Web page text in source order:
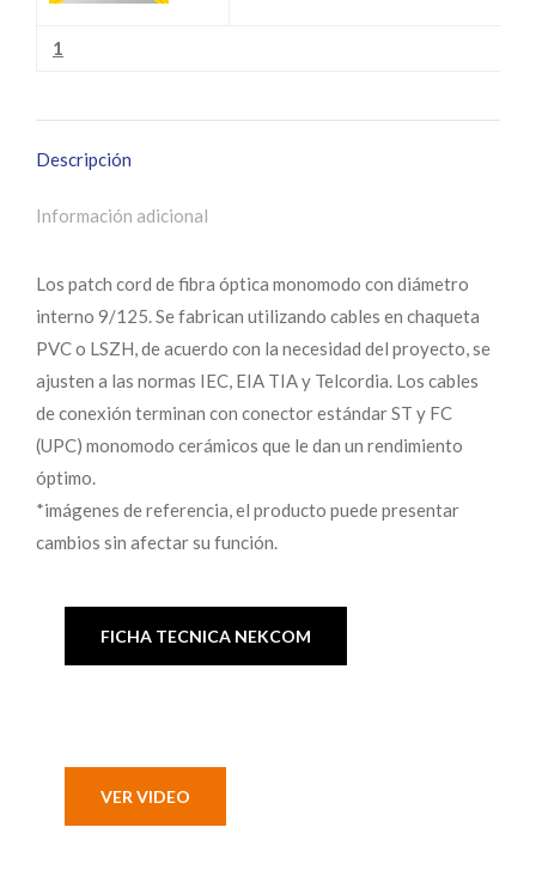
1
Descripción
Información adicional
Los patch cord de fibra óptica monomodo con diámetro
interno 9/125. Se fabrican utilizando cables en chaqueta
PVC o LSZH, de acuerdo con la necesidad del proyecto, se
ajusten a las normas IEC, EIA TIA y Telcordia. Los cables
de conexión terminan con conector estándar ST y FC
(UPC) monomodo cerámicos que le dan un rendimiento
óptimo.
*imágenes de referencia, el producto puede presentar
cambios sin afectar su función.
FICHA TECNICA NEKCOM
VER VIDEO